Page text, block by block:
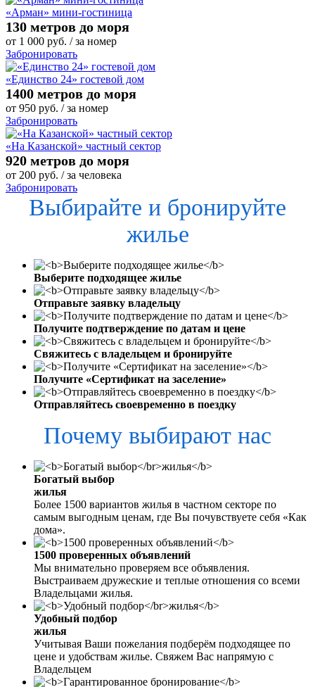
«Арман» мини-гостиница
130 метров до моря
от 1 000 руб. / за номер
Забронировать
«Единство 24» гостевой дом
1400 метров до моря
от 950 руб. / за номер
Забронировать
«На Казанской» частный сектор
920 метров до моря
от 200 руб. / за человека
Забронировать
Выбирайте и бронируйте
жилье
Выберите подходящее жилье
Отправьте заявку владельцу
Получите подтверждение по датам и цене
Свяжитесь с владельцем и бронируйте
Получите «Сертификат на заселение»
Отправляйтесь своевременно в поездку
Почему выбирают нас
Богатый выбор
жилья
Более 1500 вариантов жилья в частном секторе по
самым выгодным ценам, где Вы почувствуете себя «Как
дома».
1500 проверенных объявлений
Мы внимательно проверяем все объявления.
Выстраиваем дружеские и теплые отношения со всеми
Владельцами жилья.
Удобный подбор
жилья
Учитывая Ваши пожелания подберём подходящее по
цене и удобствам жилье. Свяжем Вас напрямую с
Владельцем